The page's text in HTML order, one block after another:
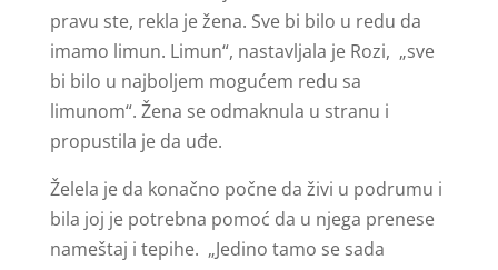
pravu ste, rekla je žena. Sve bi bilo u redu da
imamo limun. Limun“, nastavljala je Rozi, „sve
bi bilo u najboljem mogućem redu sa
limunom“. Žena se odmaknula u stranu i
propustila je da uđe.
Želela je da konačno počne da živi u podrumu i
bila joj je potrebna pomoć da u njega prenese
nameštaj i tepihe. „Jedino tamo se sada